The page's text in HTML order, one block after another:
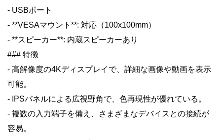
- USBポート
- **VESAマウント**: 対応（100x100mm）
- **スピーカー**: 内蔵スピーカーあり
### 特徴
- 高解像度の4Kディスプレイで、詳細な画像や動画を表示
可能。
- IPSパネルによる広視野角で、色再現性が優れている。
- 複数の入力端子を備え、さまざまなデバイスとの接続が
容易。